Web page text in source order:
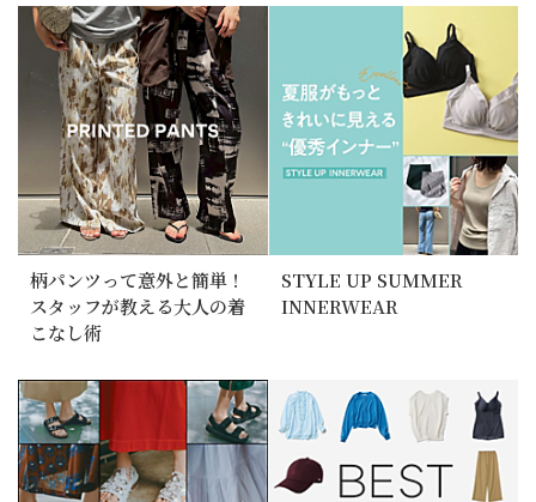
柄パンツって意外と簡単！
スタッフが教える大人の着
こなし術
STYLE UP SUMMER
INNERWEAR